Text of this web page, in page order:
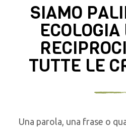
SIAMO
TUTTE LE
Una parola, una frase o